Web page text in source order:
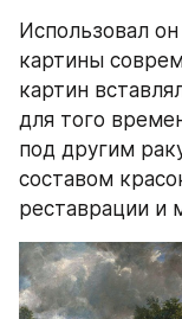
Использовал
картины
картин
для того
под другим
составом
реставрации и